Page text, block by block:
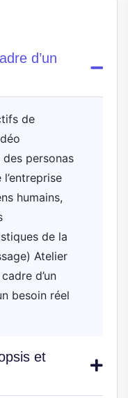
d’un
de
personas
humains,
de la
Atelier
d’un
besoin réel
et